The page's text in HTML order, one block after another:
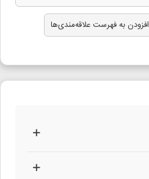
افزودن به فهرست علاقه‌مندی‌ها